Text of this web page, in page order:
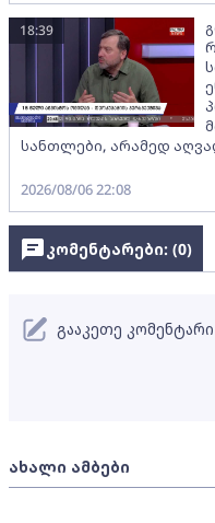
სანთლები, არამედ
18:39
2026/08/06 22:08
ახალი ამბები
კომენტარები: (0)
გააკეთე კომენტარი